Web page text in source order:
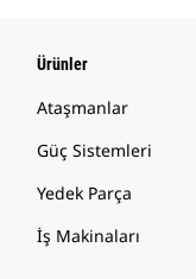
Ürünler
Ataşmanlar
Güç Sistemleri
Yedek Parça
İş Makinaları